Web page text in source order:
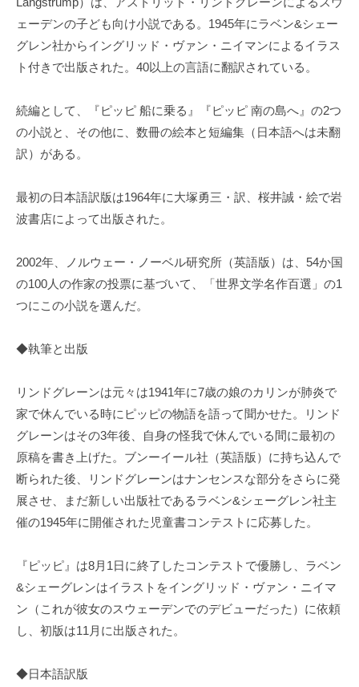
ェーデンの子ども向け小説である。1945年にラベン&シェー
グレン社からイングリッド・ヴァン・ニイマンによるイラス
ト付きで出版された。40以上の言語に翻訳されている。
続編として、『ピッピ 船に乗る』『ピッピ 南の島へ』の2つ
の小説と、その他に、数冊の絵本と短編集（日本語へは未翻
訳）がある。
最初の日本語訳版は1964年に大塚勇三・訳、桜井誠・絵で岩
波書店によって出版された。
2002年、ノルウェー・ノーベル研究所（英語版）は、54か国
の100人の作家の投票に基づいて、「世界文学名作百選」の1
つにこの小説を選んだ。
◆執筆と出版
リンドグレーンは元々は1941年に7歳の娘のカリンが肺炎で
家で休んでいる時にピッピの物語を語って聞かせた。リンド
グレーンはその3年後、自身の怪我で休んでいる間に最初の
原稿を書き上げた。ブンーイール社（英語版）に持ち込んで
断られた後、リンドグレーンはナンセンスな部分をさらに発
展させ、まだ新しい出版社であるラベン&シェーグレン社主
催の1945年に開催された児童書コンテストに応募した。
『ピッピ』は8月1日に終了したコンテストで優勝し、ラベン
&シェーグレンはイラストをイングリッド・ヴァン・ニイマ
ン（これが彼女のスウェーデンでのデビューだった）に依頼
し、初版は11月に出版された。
◆日本語訳版